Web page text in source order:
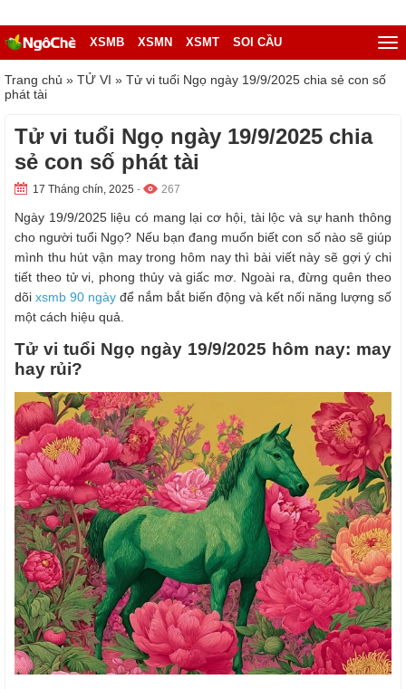
XSMB XSMN XSMT SOI CẦU
Trang chủ » TỬ VI » Tử vi tuổi Ngọ ngày 19/9/2025 chia sẻ con số
phát tài
Tử vi tuổi Ngọ ngày 19/9/2025 chia
sẻ con số phát tài
17 Tháng chín, 2025 - 267
Ngày 19/9/2025 liệu có mang lại cơ hội, tài lộc và sự hanh thông
cho người tuổi Ngọ? Nếu bạn đang muốn biết con số nào sẽ giúp
mình thu hút vận may trong hôm nay thì bài viết này sẽ gợi ý chi
tiết theo tử vi, phong thủy và giấc mơ. Ngoài ra, đừng quên theo
dõi xsmb 90 ngày để nắm bắt biến động và kết nối năng lượng số
một cách hiệu quả.
Tử vi tuổi Ngọ ngày 19/9/2025 hôm nay: may
hay rủi?